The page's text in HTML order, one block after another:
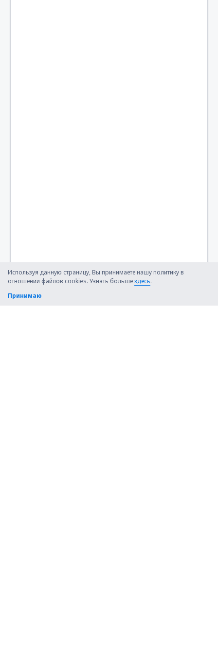
Используя данную страницу, Вы принимаете нашу политику в
отношении файлов cookies. Узнать большездесь.
Принимаю